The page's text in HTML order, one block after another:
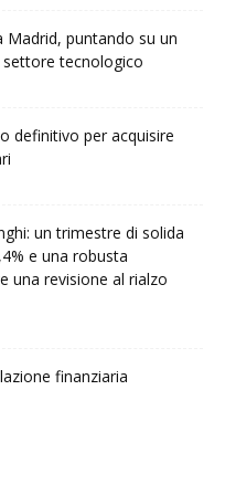
Madrid, puntando su un
tecnologico
definitivo per acquisire
un trimestre di solida
e una robusta
una revisione al rialzo
finanziaria